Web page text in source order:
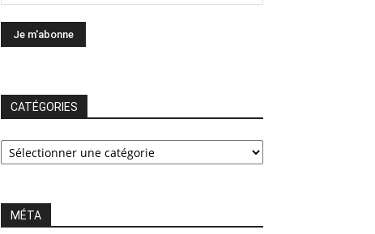
CATÉGORIES
CATÉGORIES
MÉTA